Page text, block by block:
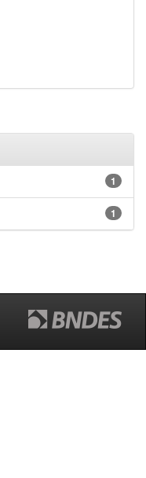
1
1